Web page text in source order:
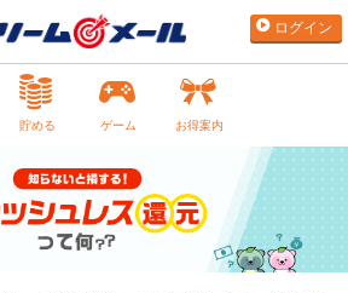
ログイン
貯める ゲーム お得案内